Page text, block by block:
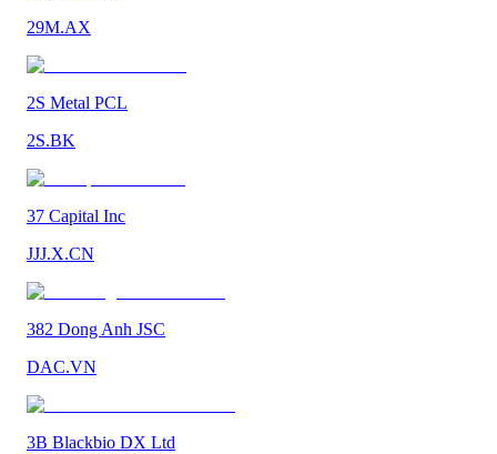
29M.AX
2S Metal PCL
2S.BK
37 Capital Inc
JJJ.X.CN
382 Dong Anh JSC
DAC.VN
3B Blackbio DX Ltd